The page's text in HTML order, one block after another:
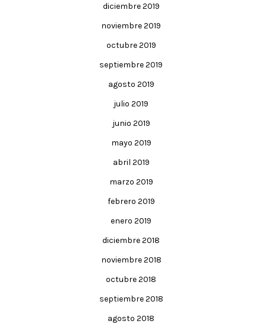
diciembre 2019
noviembre 2019
octubre 2019
septiembre 2019
agosto 2019
julio 2019
junio 2019
mayo 2019
abril 2019
marzo 2019
febrero 2019
enero 2019
diciembre 2018
noviembre 2018
octubre 2018
septiembre 2018
agosto 2018